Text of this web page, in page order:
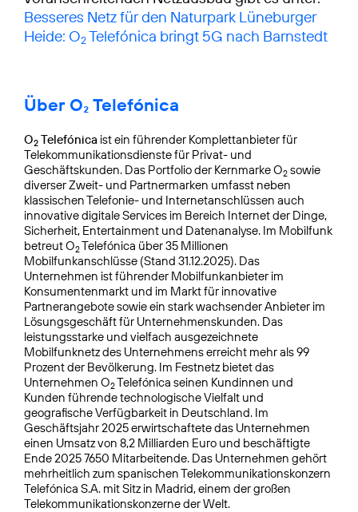
Besseres Netz für den Naturpark Lüneburger
Heide: O2Telefónica bringt 5G nach Barnstedt
Über O₂ Telefónica
O2 Telefónica ist ein führender Komplettanbieter für
Telekommunikationsdienste für Privat- und
Geschäftskunden. Das Portfolio der Kernmarke O2 sowie
diverser Zweit- und Partnermarken umfasst neben
klassischen Telefonie- und Internetanschlüssen auch
innovative digitale Services im Bereich Internet der Dinge,
Sicherheit, Entertainment und Datenanalyse. Im Mobilfunk
betreut O2Telefónica über 35 Millionen
Mobilfunkanschlüsse (Stand 31.12.2025). Das
Unternehmen ist führender Mobilfunkanbieter im
Konsumentenmarkt und im Markt für innovative
Partnerangebote sowie ein stark wachsender Anbieter im
Lösungsgeschäft für Unternehmenskunden. Das
leistungsstarke und vielfach ausgezeichnete
Mobilfunknetz des Unternehmens erreicht mehr als 99
Prozent der Bevölkerung. Im Festnetz bietet das
Unternehmen O2Telefónica seinen Kundinnen und
Kunden führende technologische Vielfalt und
geografische Verfügbarkeit in Deutschland. Im
Geschäftsjahr 2025 erwirtschaftete das Unternehmen
einen Umsatz von 8,2 Milliarden Euro und beschäftigte
Ende 2025 7650 Mitarbeitende. Das Unternehmen gehört
mehrheitlich zum spanischen Telekommunikationskonzern
Telefónica S.A. mit Sitz in Madrid, einem der großen
Telekommunikationskonzerne der Welt.